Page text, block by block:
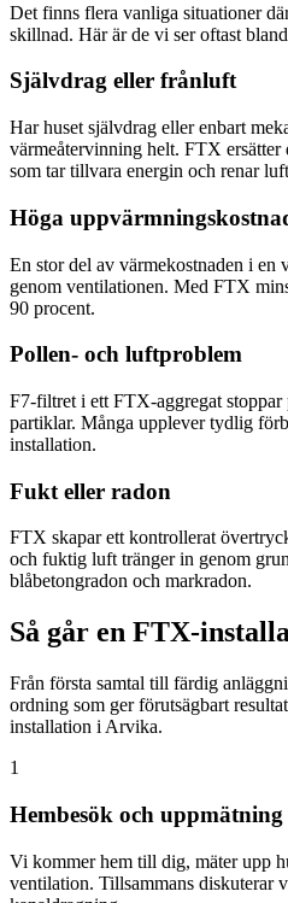
Det finns flera vanliga situationer
skillnad. Här är de vi ser oftast
Självdrag eller frånluft
Har huset självdrag eller enbart
värmeåtervinning helt. FTX ersätter
som tar tillvara energin och renar
Höga
En stor del av värmekostnaden i
genom ventilationen. Med FTX
90 procent.
Pollen- och luftproblem
F7-filtret i ett FTX-aggregat
partiklar. Många upplever tydlig
installation.
Fukt eller radon
FTX skapar ett kontrollerat
och fuktig luft tränger in genom
blåbetongradon och markradon.
Så går en FTX-
Från första samtal till färdig
ordning som ger förutsägbart
installation i Arvika.
1
Hembesök och uppmätning
Vi kommer hem till dig, mäter upp
ventilation. Tillsammans diskuterar